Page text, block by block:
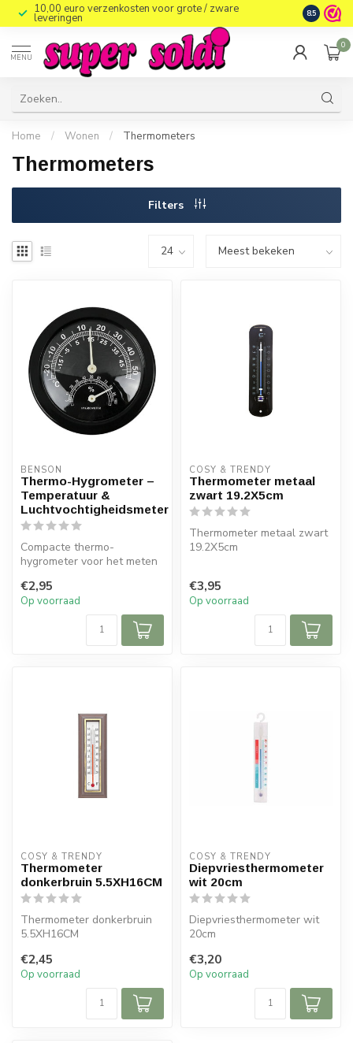
10,00 euro verzenkosten voor grote / zware
leveringen 8.5
MENU
0
Home / Wonen / Thermometers
Thermometers
Filters
BENSON
Thermo-Hygrometer –
Temperatuur &
Luchtvochtigheidsmeter
Compacte thermo-
hygrometer voor het meten
luchtvochtigheid. M...
€2,95
Op voorraad
COSY & TRENDY
Thermometer metaal
zwart 19.2X5cm
Thermometer metaal zwart
19.2X5cm
€3,95
Op voorraad
COSY & TRENDY
Thermometer
donkerbruin 5.5XH16CM
Thermometer donkerbruin
5.5XH16CM
€2,45
Op voorraad
COSY & TRENDY
Diepvriesthermometer
wit 20cm
Diepvriesthermometer wit
20cm
€3,20
Op voorraad